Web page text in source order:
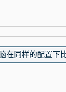
同样的配置下